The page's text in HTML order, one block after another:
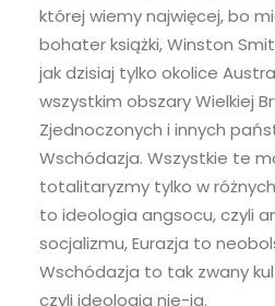
której wiemy najwięcej, bo
bohater książki, Winston
jak dzisiaj tylko okolice
wszystkim obszary Wielkiej
Zjednoczonych i innych
Wschódazja. Wszystkie te
totalitaryzmy tylko w
to ideologia angsocu, czyli
socjalizmu, Eurazja to
Wschódazja to tak zwany
czyli ideologia nie-ja.